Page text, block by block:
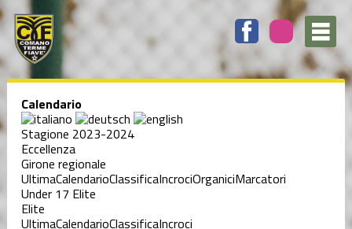
Calendario
Stagione 2023-2024
Eccellenza
Girone regionale
UltimaCalendarioClassificaIncrociOrganiciMarcatori
Under 17 Elite
Elite
UltimaCalendarioClassificaIncroci